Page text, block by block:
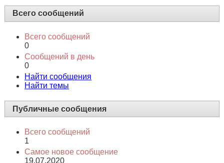
Всего сообщений
Всего сообщений
0
Сообщений в день
0
Найти сообщения
Найти темы
Публичные сообщения
Всего сообщений
1
Самое новое сообщение
19.07.2020